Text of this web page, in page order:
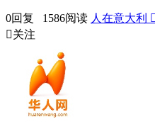
0回复 1586阅读 人在意大利 
关注